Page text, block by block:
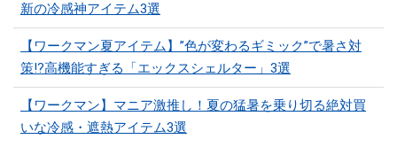
新の冷感神アイテム3選
【ワークマン夏アイテム】”色が変わるギミック”で暑さ対
策!?高機能すぎる「エックスシェルター」3選
【ワークマン】マニア激推し！夏の猛暑を乗り切る絶対買
いな冷感・遮熱アイテム3選